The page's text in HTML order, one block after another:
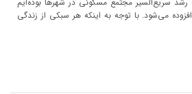
می‌شود. با توجه به اینکه هر سبکی از زندگی